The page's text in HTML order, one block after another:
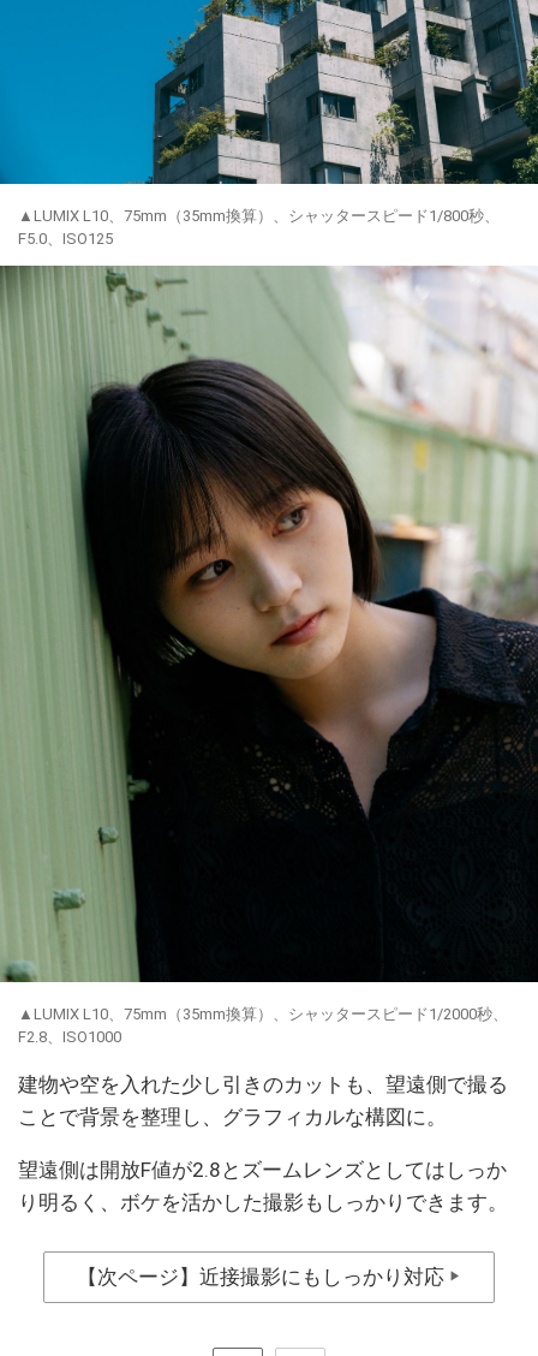
▲LUMIX L10、75mm（35mm換算）、シャッタースピード1/800秒、
F5.0、ISO125
▲LUMIX L10、75mm（35mm換算）、シャッタースピード1/2000秒、
F2.8、ISO1000
建物や空を入れた少し引きのカットも、望遠側で撮る
ことで背景を整理し、グラフィカルな構図に。
望遠側は開放F値が2.8とズームレンズとしてはしっか
り明るく、ボケを活かした撮影もしっかりできます。
【次ページ】近接撮影にもしっかり対応 ▶